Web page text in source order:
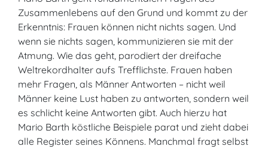
Zusammenlebens auf den Grund und kommt zu der
Erkenntnis: Frauen können nicht nichts sagen. Und
wenn sie nichts sagen, kommunizieren sie mit der
Atmung. Wie das geht, parodiert der dreifache
Weltrekordhalter aufs Trefflichste. Frauen haben
mehr Fragen, als Männer Antworten – nicht weil
Männer keine Lust haben zu antworten, sondern weil
es schlicht keine Antworten gibt. Auch hierzu hat
Mario Barth köstliche Beispiele parat und zieht dabei
alle Register seines Könnens. Manchmal fragt selbst